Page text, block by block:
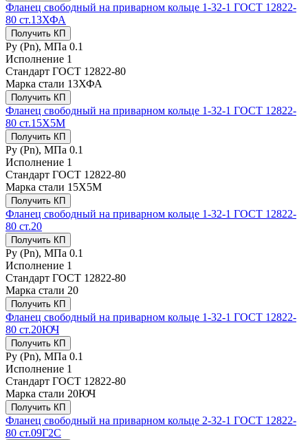
Фланец свободный на приварном кольце 1-32-1 ГОСТ 12822-
80 ст.13ХФА
Получить КП
Ру (Рn), МПа 0.1
Исполнение 1
Стандарт ГОСТ 12822-80
Марка стали 13ХФА
Получить КП
Фланец свободный на приварном кольце 1-32-1 ГОСТ 12822-
80 ст.15Х5М
Получить КП
Ру (Рn), МПа 0.1
Исполнение 1
Стандарт ГОСТ 12822-80
Марка стали 15Х5М
Получить КП
Фланец свободный на приварном кольце 1-32-1 ГОСТ 12822-
80 ст.20
Получить КП
Ру (Рn), МПа 0.1
Исполнение 1
Стандарт ГОСТ 12822-80
Марка стали 20
Получить КП
Фланец свободный на приварном кольце 1-32-1 ГОСТ 12822-
80 ст.20ЮЧ
Получить КП
Ру (Рn), МПа 0.1
Исполнение 1
Стандарт ГОСТ 12822-80
Марка стали 20ЮЧ
Получить КП
Фланец свободный на приварном кольце 2-32-1 ГОСТ 12822-
80 ст.09Г2С